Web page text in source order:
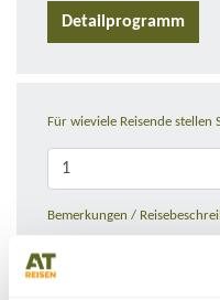
Detailprogramm
Für wieviele Reisende stellen
Bemerkungen /